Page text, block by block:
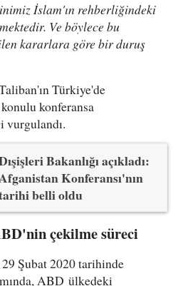
İslam'ın rehberliğindeki
Ve böylece bu
kararlara göre bir duruş
Türkiye'de
konferansa
vurgulandı.
Bakanlığı açıkladı:
Konferansı'nın
belli oldu
çekilme süreci
Şubat 2020 tarihinde
ABD ülkedeki